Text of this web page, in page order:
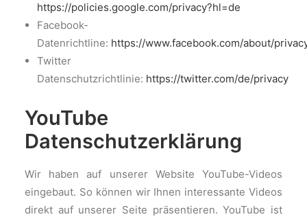
https://policies.google.com/privacy?hl=de
Facebook-
Datenrichtline: https://www.facebook.com/about/
Twitter
Datenschutzrichtlinie: https://twitter.com/de/privacy
YouTube
Datenschutzerklärung
Wir haben auf unserer Website YouTube-Videos
eingebaut. So können wir Ihnen interessante Videos
direkt auf unserer Seite präsentieren. YouTube ist